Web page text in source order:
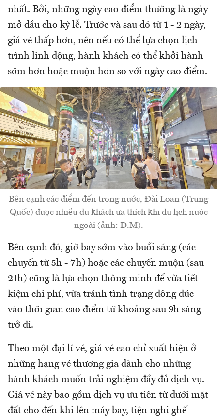
nhất. Bởi, những ngày cao điểm thường là ngày
mở đầu cho kỳ lễ. Trước và sau đó từ 1 - 2 ngày,
giá vé thấp hơn, nên nếu có thể lựa chọn lịch
trình linh động, hành khách có thể khởi hành
sớm hơn hoặc muộn hơn so với ngày cao điểm.
Bên cạnh các điểm đến trong nước, Đài Loan (Trung
Quốc) được nhiều du khách ưa thích khi du lịch nước
ngoài (ảnh: Đ.M).
Bên cạnh đó, giờ bay sớm vào buổi sáng (các
chuyến từ 5h - 7h) hoặc các chuyến muộn (sau
21h) cũng là lựa chọn thông minh để vừa tiết
kiệm chi phí, vừa tránh tình trạng đông đúc
vào thời gian cao điểm từ khoảng sau 9h sáng
trở đi.
Theo một đại lí vé, giá vé cao chỉ xuất hiện ở
những hạng vé thương gia dành cho những
hành khách muốn trải nghiệm đầy đủ dịch vụ.
Giá vé này bao gồm dịch vụ ưu tiên từ dưới mặt
đất cho đến khi lên máy bay, tiện nghi ghế